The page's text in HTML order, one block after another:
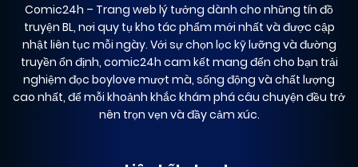
Comic24h – Trang web lý tưởng dành cho những tín đồ
truyện BL, nơi quy tụ kho tác phẩm mới nhất và được cập
nhật liên tục mỗi ngày. Với sự chọn lọc kỹ lưỡng và đường
truyền ổn định, comic24h cam kết mang đến cho bạn trải
nghiệm đọc boylove mượt mà, sống động và chất lượng
cao nhất, để mỗi khoảnh khắc khám phá câu chuyện đều trở
nên trọn vẹn và đầy cảm xúc.